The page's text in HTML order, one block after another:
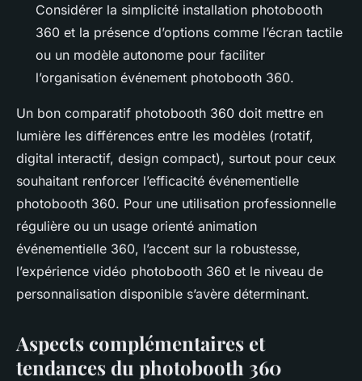
Considérer la simplicité installation photobooth
360 et la présence d’options comme l’écran tactile
ou un modèle autonome pour faciliter
l’organisation événement photobooth 360.
Un bon comparatif photobooth 360 doit mettre en
lumière les différences entre les modèles (rotatif,
digital interactif, design compact), surtout pour ceux
souhaitant renforcer l’efficacité événementielle
photobooth 360. Pour une utilisation professionnelle
régulière ou un usage orienté animation
événementielle 360, l’accent sur la robustesse,
l’expérience vidéo photobooth 360 et le niveau de
personnalisation disponible s’avère déterminant.
Aspects complémentaires et
tendances du photobooth 360